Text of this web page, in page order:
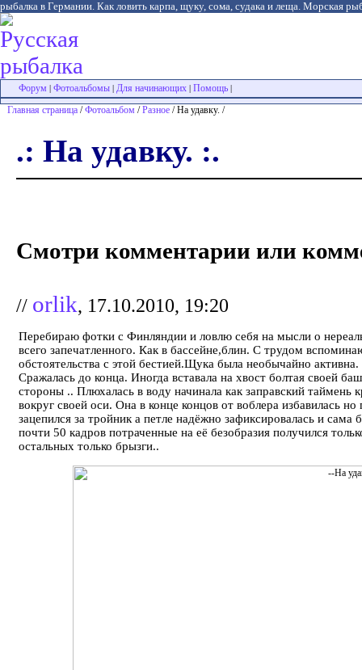
рыбалка в Германии. Как ловить карпа, щуку, сома, судака и леща. Морская
Форум Фотоальбомы Для начинающих Помощь
Главная страница /Фотоальбом /Разное / На удавку. /
.: На удавку. :.
Смотри комментарии или
// orlik, 17.10.2010, 19:20
Перебираю фотки с Финляндии и ловлю себя на мысли о
всего запечатленного. Как в бассейне,блин. С трудом
обстоятельства с этой бестией.Щука была необычайно активна.
Сражалась до конца. Иногда вставала на хвост болтая своей
стороны .. Плюхалась в воду начинала как заправский таймень
вокруг своей оси. Она в конце концов от воблера избавилась но
зацепился за тройник а петле надёжно зафиксировалась и сама
почти 50 кадров потраченные на её безобразия получился
остальных только брызги..